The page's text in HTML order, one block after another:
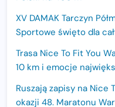
XV DAMAK Tarczyn
Sportowe święto dla
Trasa Nice To Fit You
10 km i emocje
Ruszają zapisy na Nice
okazji 48. Maratonu